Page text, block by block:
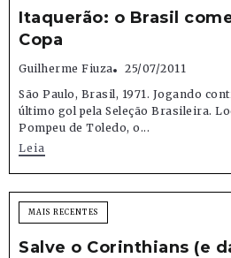
Itaquerão: o Brasil
Copa
Guilherme Fiuza
25/07/2011
São Paulo, Brasil, 1971. Jogando
último gol pela Seleção Brasileira.
Pompeu de Toledo, o...
Leia
MAIS RECENTES
Salve o Corinthians (e